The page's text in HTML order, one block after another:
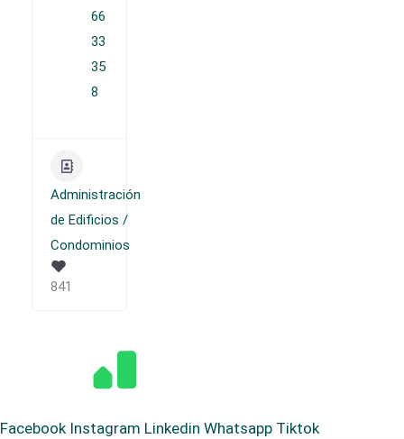
66
33
35
8
Administración
de Edificios /
Condominios
841
Facebook Instagram Linkedin Whatsapp Tiktok